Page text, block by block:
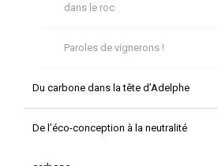
dans le roc
Paroles de vignerons !
Du carbone dans la tête d’Adelphe
De l’éco-conception à la neutralité